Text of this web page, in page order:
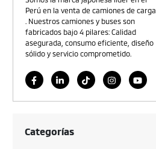
Perú en la venta de camiones de carga
. Nuestros camiones y buses son
fabricados bajo 4 pilares: Calidad
asegurada, consumo eficiente, diseño
sólido y servicio comprometido.
Categorías